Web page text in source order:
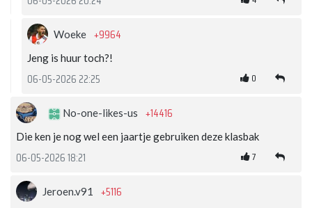
Woeke +9964
Jeng is huur toch?!
06-05-2026 22:25 0
No-one-likes-us +14416
Die ken je nog wel een jaartje gebruiken deze klasbak
06-05-2026 18:21 7
Jeroen.v91 +5116